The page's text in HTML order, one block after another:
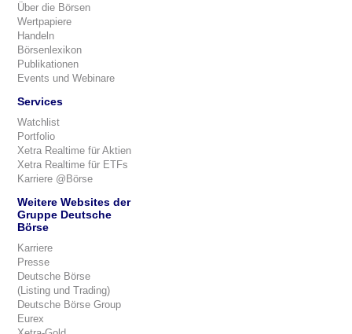
Über die Börsen
Wertpapiere
Handeln
Börsenlexikon
Publikationen
Events und Webinare
Services
Watchlist
Portfolio
Xetra Realtime für Aktien
Xetra Realtime für ETFs
Karriere @Börse
Weitere Websites der
Gruppe Deutsche
Börse
Karriere
Presse
Deutsche Börse
(Listing und Trading)
Deutsche Börse Group
Eurex